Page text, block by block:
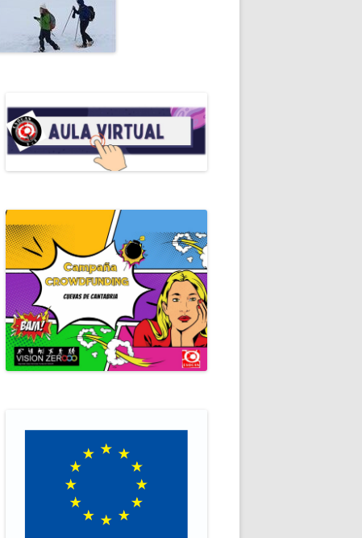
DE ESPELEO
AUXILIOS
PERIÓDICAS
DE ESPELEOLOGÍA
DE ESPELEOSOCORRO
ACTIVO